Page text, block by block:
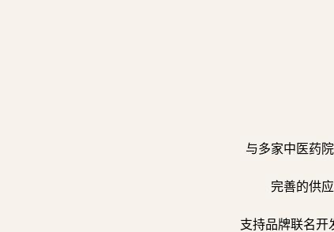
与多家中医药
完善的供
支持品牌联名开